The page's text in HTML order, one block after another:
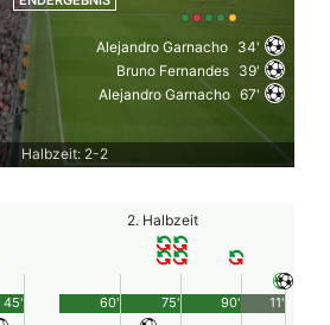
Alejandro Garnacho 34'
Bruno Fernandes 39'
Alejandro Garnacho 67'
Halbzeit: 2-2
45'
2. Halbzeit
90'
60' 75' 11'